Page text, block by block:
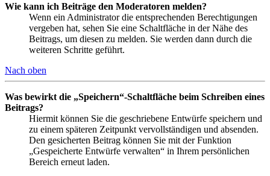
Wie kann ich Beiträge den Moderatoren melden?
Wenn ein Administrator die entsprechenden Berechtigungen
vergeben hat, sehen Sie eine Schaltfläche in der Nähe des
Beitrags, um diesen zu melden. Sie werden dann durch die
weiteren Schritte geführt.
Nach oben
Was bewirkt die „Speichern“-Schaltfläche beim Schreiben eines
Beitrags?
Hiermit können Sie die geschriebene Entwürfe speichern und
zu einem späteren Zeitpunkt vervollständigen und absenden.
Den gesicherten Beitrag können Sie mit der Funktion
„Gespeicherte Entwürfe verwalten“ in Ihrem persönlichen
Bereich erneut laden.